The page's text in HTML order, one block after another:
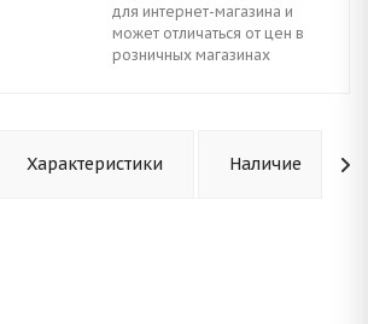
для интернет-магазина и
может отличаться от цен в
розничных магазинах
Характеристики Наличие